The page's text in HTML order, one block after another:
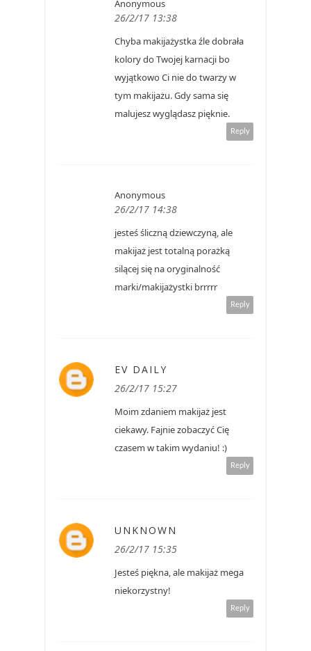
Anonymous
26/2/17 13:38
Chyba makijażystka źle dobrała
kolory do Twojej karnacji bo
wyjątkowo Ci nie do twarzy w
tym makijażu. Gdy sama się
malujesz wyglądasz pięknie.
Reply
Anonymous
26/2/17 14:38
jesteś śliczną dziewczyną, ale
makijaż jest totalną porażką
silącej się na oryginalność
marki/makijażystki brrrrr
Reply
EV DAILY
26/2/17 15:27
Moim zdaniem makijaż jest
ciekawy. Fajnie zobaczyć Cię
czasem w takim wydaniu! :)
Reply
UNKNOWN
26/2/17 15:35
Jesteś piękna, ale makijaż mega
niekorzystny!
Reply